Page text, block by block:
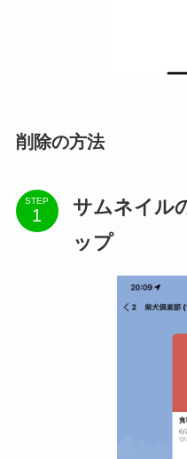
削除の方法
STEP
サムネイル
ップ